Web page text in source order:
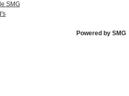
SMG
Powered by SMG